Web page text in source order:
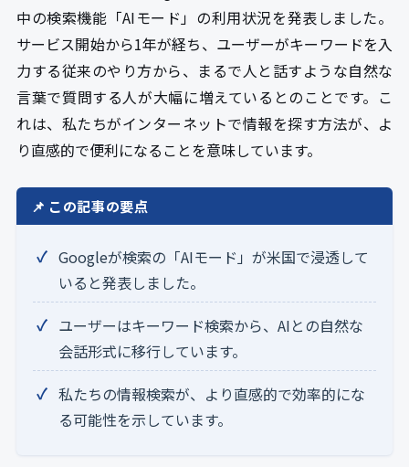
中の検索機能「AIモード」の利用状況を発表しました。
サービス開始から1年が経ち、ユーザーがキーワードを入
力する従来のやり方から、まるで人と話すような自然な
言葉で質問する人が大幅に増えているとのことです。こ
れは、私たちがインターネットで情報を探す方法が、よ
り直感的で便利になることを意味しています。
📌 この記事の要点
Googleが検索の「AIモード」が米国で浸透して
いると発表しました。
ユーザーはキーワード検索から、AIとの自然な
会話形式に移行しています。
私たちの情報検索が、より直感的で効率的にな
る可能性を示しています。